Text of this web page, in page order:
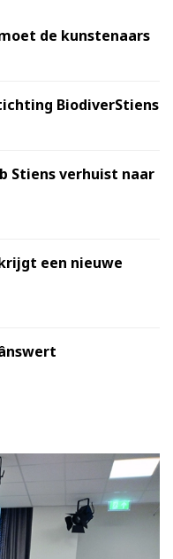
de kunstenaars
BiodiverStiens
Stiens verhuist naar
een nieuwe